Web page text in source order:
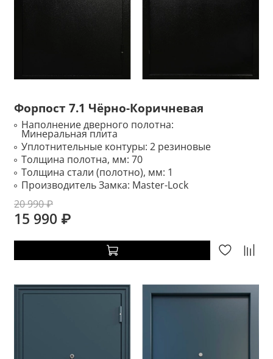
Форпост 7.1 Чёрно-Коричневая
Наполнение дверного полотна:
Минеральная плита
Уплотнительные контуры: 2 резиновые
Толщина полотна, мм: 70
Толщина стали (полотно), мм: 1
Производитель Замка: Master-Lock
20 990 ₽
15 990 ₽